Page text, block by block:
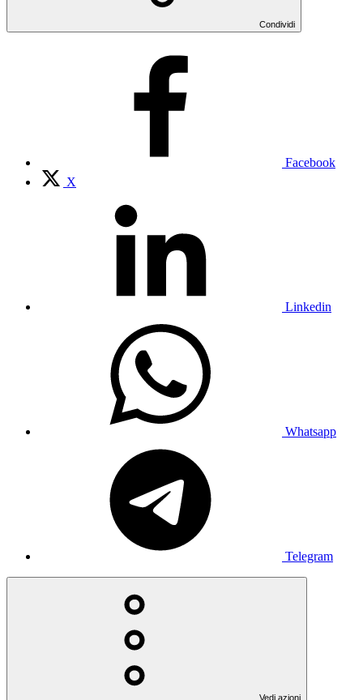
Condividi
Facebook
X
Linkedin
Whatsapp
Telegram
Vedi azioni